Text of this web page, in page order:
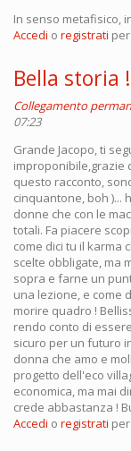
In senso metafisico,
Accedi o registrati
Bella storia !
Collegamento
07:23
Grande Jacopo, ti
improponibile,grazie
questo racconto,
cinquantone, boh )...
donne che con le
totali. Fa piacere
come dici tu il karma
scelte obbligate, ma
sopra e farne un
una lezione, e come
morire quadro !
rendo conto di
sicuro per un futuro
donna che amo e
progetto dell'eco
economica, ma mai
crede abbastanza !
Accedi o registrati